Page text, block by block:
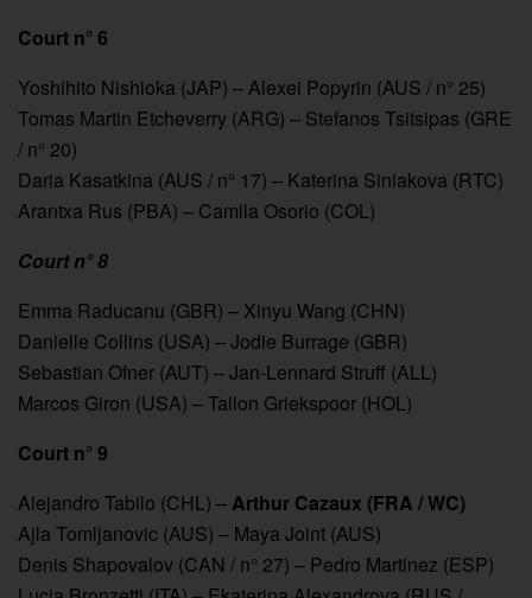
Court n° 6
Yoshihito Nishioka (JAP) – Alexei Popyrin (AUS / n° 25)
Tomas Martin Etcheverry (ARG) – Stefanos Tsitsipas (GRE
/ n° 20)
Daria Kasatkina (AUS / n° 17) – Katerina Siniakova (RTC)
Arantxa Rus (PBA) – Camila Osorio (COL)
Court n° 8
Emma Raducanu (GBR) – Xinyu Wang (CHN)
Danielle Collins (USA) – Jodie Burrage (GBR)
Sebastian Ofner (AUT) – Jan-Lennard Struff (ALL)
Marcos Giron (USA) – Tallon Griekspoor (HOL)
Court n° 9
Alejandro Tabilo (CHL) – Arthur Cazaux (FRA / WC)
Ajla Tomljanovic (AUS) – Maya Joint (AUS)
Denis Shapovalov (CAN / n° 27) – Pedro Martinez (ESP)